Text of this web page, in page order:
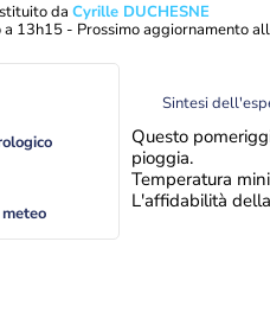
da Cyrille DUCHESNE
13h15 - Prossimo aggiornamento
Sintesi
Questo
pioggia.
Temperatura
L'affidabilità